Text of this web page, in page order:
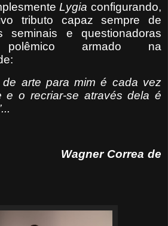
Lygiaconfigurando,
tributo capaz sempre de
seminais e questionadoras
armado na
arte para mim é cada vez
e o recriar-se através dela é
Wagner Correa de